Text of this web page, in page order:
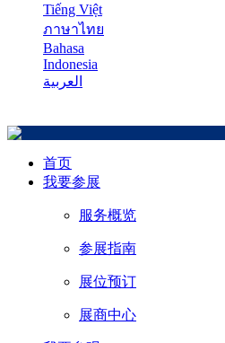
Tiếng Việt
ภาษาไทย
Bahasa
Indonesia
العربية
首页
我要参展
服务概览
参展指南
展位预订
展商中心